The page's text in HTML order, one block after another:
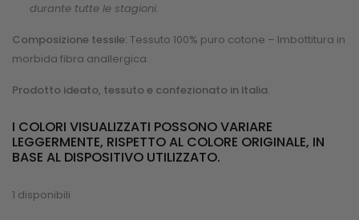
durante tutte le stagioni.
Composizione tessile: Tessuto 100% puro cotone – Imbottitura in
morbida fibra anallergica.
Prodotto ideato, tessuto e confezionato in Italia.
I COLORI VISUALIZZATI POSSONO VARIARE
LEGGERMENTE, RISPETTO AL COLORE ORIGINALE, IN
BASE AL DISPOSITIVO UTILIZZATO.
1 disponibili